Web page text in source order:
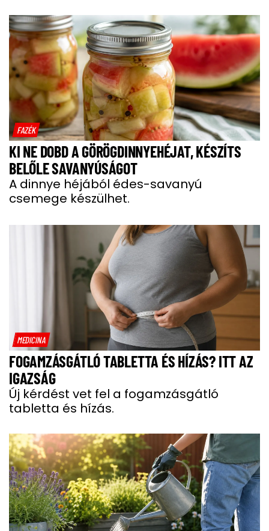
FAZÉK
KI NE DOBD A GÖRÖGDINNYEHÉJAT, KÉSZÍTS
BELŐLE SAVANYÚSÁGOT
A dinnye héjából édes-savanyú
csemege készülhet.
MEDICINA
FOGAMZÁSGÁTLÓ TABLETTA ÉS HÍZÁS? ITT AZ
IGAZSÁG
Új kérdést vet fel a fogamzásgátló
tabletta és hízás.